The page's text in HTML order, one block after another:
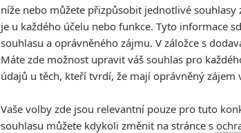
níže nebo můžete přizpůsobit jednotlivé
je u každého účelu nebo funkce. Tyto informace
souhlasu a oprávněného zájmu. V záložce s
Máte zde možnost upravit váš souhlas pro
údajů u těch, kteří tvrdí, že mají oprávněný zájem
Vaše volby zde jsou relevantní pouze pro tuto
souhlasu můžete kdykoli změnit na stránce s